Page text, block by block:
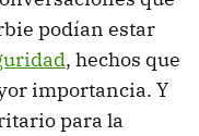
podían estar
, hechos que
importancia. Y
para la